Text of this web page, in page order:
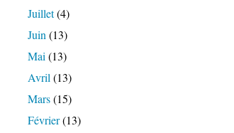
Juillet(4)
Juin (13)
Mai (13)
Avril (13)
Mars(15)
Février(13)